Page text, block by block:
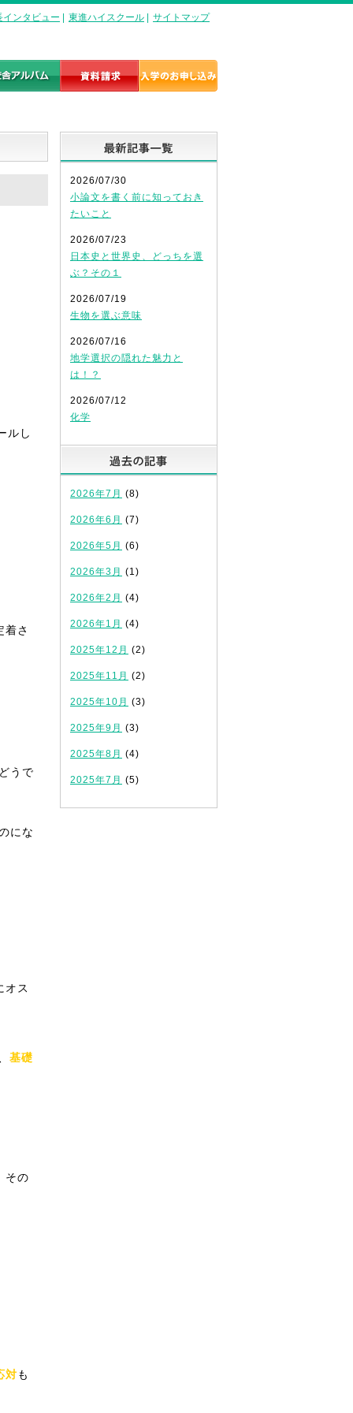
インタビュー 東進ハイスクール サイトマップ
ルし
着さ
うで
にな
オス
基礎
その
対も
2026/07/30
小論文を書く前に知っておき
たいこと
2026/07/23
日本史と世界史、どっちを選
ぶ？その１
2026/07/19
生物を選ぶ意味
2026/07/16
地学選択の隠れた魅力と
は！？
2026/07/12
化学
2026年7月 (8)
2026年6月 (7)
2026年5月 (6)
2026年3月 (1)
2026年2月 (4)
2026年1月 (4)
2025年12月 (2)
2025年11月 (2)
2025年10月 (3)
2025年9月 (3)
2025年8月 (4)
2025年7月 (5)